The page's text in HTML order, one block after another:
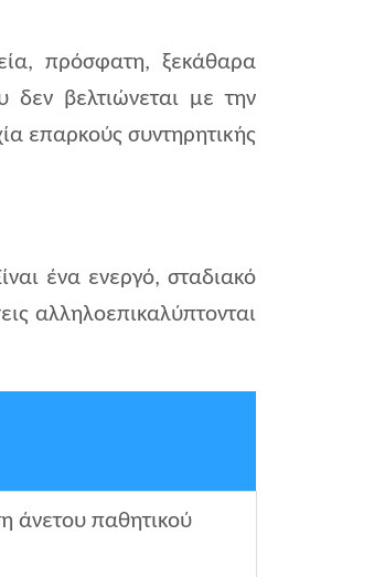
πρόσφατη, ξεκάθαρα
δεν βελτιώνεται με την
επαρκούς συντηρητικής
ένα ενεργό, σταδιακό
αλληλοεπικαλύπτονται
άνετου παθητικού